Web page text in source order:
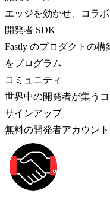
エッジを効かせ、コラ
開発者 SDK
Fastly のプロダクトの
をプログラム
コミュニティ
世界中の開発者が集う
サインアップ
無料の開発者アカウン